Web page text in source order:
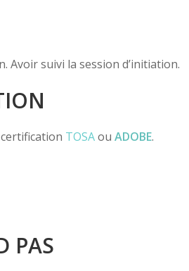
Avoir suivi la session d’initiation.
TOSAou ADOBE.
PAS